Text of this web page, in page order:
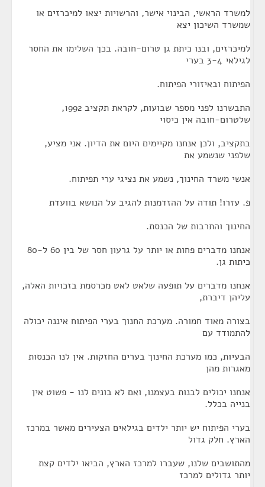
למשרד הראשי, הבינוי אישר, והרשויות יצאו למיכרזים או
שמשרד השיכון יצא
למיכרזים, ובנו כיתת גן טרום-חובה. בכך השלימו את החסר
לגילאי 3-4 בערי
הפיתוח ובאיזורי הפיתוח.
התבשרנו לפני מספר שבועות, לקראת תקציב 1992,
שלטרום-חובה אין כיסוי
בתקציב, ולכן אנחנו מקיימים היום את הדיון. אני מציע,
שלפני שנשמע את
אנשי משרד החינוך, נשמע את נציגי ערי תפיתוח.
פ. עזרו! תודה על ההזדמנות להגיב על הנושא בוועדת
החינוך והתרבות של הכנסת.
אנחנו מדברים פחות או יותר על גרעון חסר של בין 60 ל-80
כיתות גן.
אנחנו מדברים על תופעה שלאט לאט מכרסמת בזכויות האלה,
עליהן דיברת,
בצורה מאוד חמורה. מערכת החנוך בערי הפיתוח איננה יכולה
להתמודד עם
הבעיות, כמו מערכת החינוך בערים החזקות. אין לנו הכנסות
מאגרות מהן
אנחנו יכולים לבנות בעצמנו, ואם לא בונים לנו - פשוט אין
בנייה בכלל.
בערי הפיתוח יש יותר ילדים בגילאים הצעירים מאשר במרכז
הארץ. חלק גדול
מהתושבים שלנו, שעברו למרכז הארץ, הביאו ילדים קצת
יותר גדולים למרכז